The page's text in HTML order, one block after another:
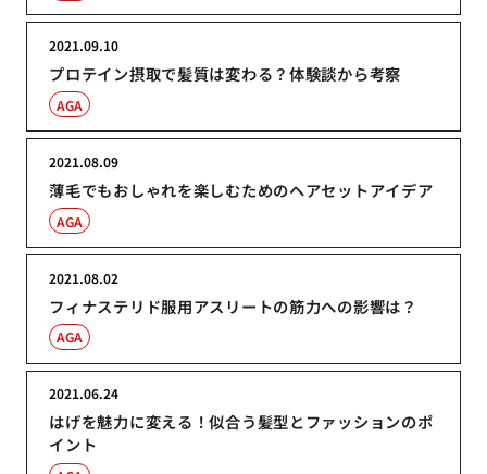
プロテイン摂取で髪質は変わる？体験談から考察
2021.09.10
AGA
薄毛でもおしゃれを楽しむためのヘアセットアイデア
2021.08.09
AGA
フィナステリド服用アスリートの筋力への影響は？
2021.08.02
AGA
はげを魅力に変える！似合う髪型とファッションのポ
イント
2021.06.24